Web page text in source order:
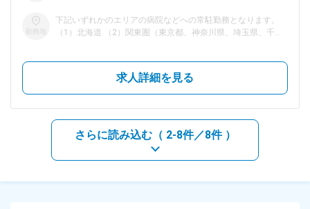
ヘルプ サイトマップ
がら進めますので、未経験の方でも安心してスタートできま
す。 ＜具体的な業務＞ ■病院内でのSPD業務全般の管理、運営
料・医療機器・消耗品など。 すぐに使える状態まで仕分け・
準備を行います。 （例：手術器具、注射器、点滴、ガーゼな
ぶ） 各地域の事務所にて入社時研修を受け、基本的なオペレ
ーションを学びます。 スペシャリストがマンツーマンで指導
するので、疑問もすぐに解決できます！ ▼STEP2：OJT研修
（実践を学ぶ） 基礎を学んだあとは約3カ月間、実際の現場に
ーションを学びながら、実務を通じてスキルと知識を身につけ
律手当は月5万5200円以上を支給
下記いずれかのエリアの病院などへの常駐勤務となります。
（1）北海道 （2）関東圏（東京都、神奈川県、埼玉県、千葉
エリア内のみとなります。 ＜研修場所＞※3、4日程度になりま
す。 ■営業企画部（北海道エリア） 北海道札幌市中央区北3
条西21丁目1番23号 2階 ■東京営業企画部（関東圏エリア）
東京都文京区湯島2-27-2 湯島ビル5階 ■ミックス名古屋支店
（中部圏エリア） 愛知県名古屋市名東区上菅2-1108 ■大
阪営業企画部（大阪府エリア） 大阪府大阪市東成区深江南2
求人詳細を見る
さらに読み込む（ 2-8件／8件 ）